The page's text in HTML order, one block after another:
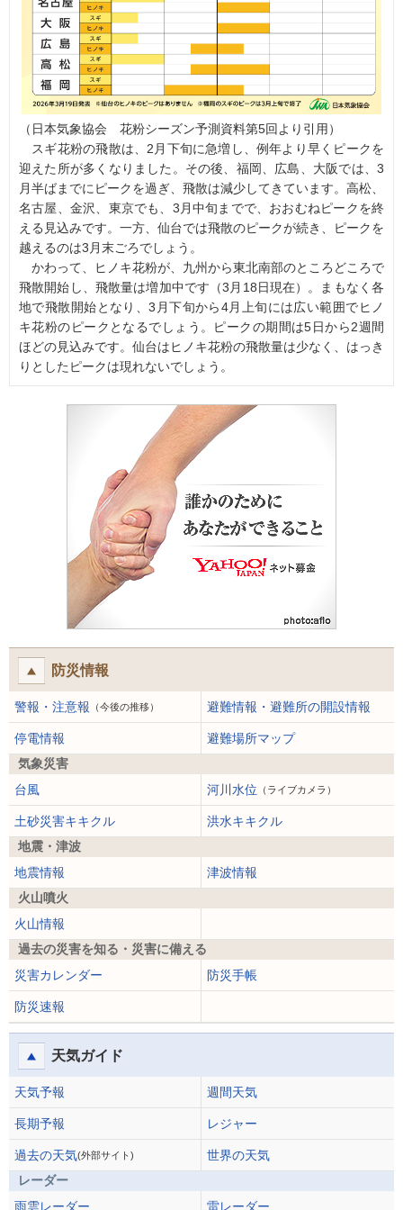
（日本気象協会 花粉シーズン予測資料第5回より引用）
スギ花粉の飛散は、2月下旬に急増し、例年より早くピークを
迎えた所が多くなりました。その後、福岡、広島、大阪では、3
月半ばまでにピークを過ぎ、飛散は減少してきています。高松、
名古屋、金沢、東京でも、3月中旬までで、おおむねピークを終
える見込みです。一方、仙台では飛散のピークが続き、ピークを
越えるのは3月末ごろでしょう。
かわって、ヒノキ花粉が、九州から東北南部のところどころで
飛散開始し、飛散量は増加中です（3月18日現在）。まもなく各
地で飛散開始となり、3月下旬から4月上旬には広い範囲でヒノ
キ花粉のピークとなるでしょう。ピークの期間は5日から2週間
ほどの見込みです。仙台はヒノキ花粉の飛散量は少なく、はっき
りとしたピークは現れないでしょう。
防災情報
警報・注意報 （今後の推移） 避難情報・避難所の開設情報
停電情報
避難場所マップ
気象災害
台風
河川水位 （ライブカメラ）
土砂災害キキクル
洪水キキクル
地震・津波
地震情報
津波情報
火山噴火
火山情報
過去の災害を知る・災害に備える
災害カレンダー
防災手帳
防災速報
天気ガイド
天気予報 週間天気
長期予報 レジャー
過去の天気(外部サイト)
世界の天気
レーダー
雨雲レーダー
雷レーダー